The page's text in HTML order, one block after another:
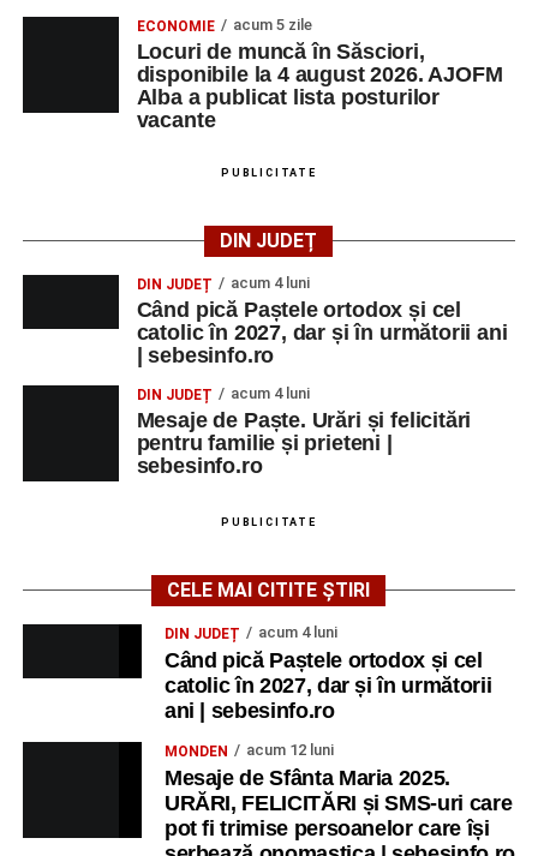
ECONOMIE acum 5 zile
Locuri de muncă în Săsciori,
disponibile la 4 august 2026. AJOFM
Alba a publicat lista posturilor
vacante
PUBLICITATE
DIN JUDEȚ
DIN JUDEȚ acum 4 luni
Când pică Paștele ortodox și cel
catolic în 2027, dar și în următorii ani
| sebesinfo.ro
DIN JUDEȚ acum 4 luni
Mesaje de Paște. Urări și felicitări
pentru familie și prieteni |
sebesinfo.ro
PUBLICITATE
CELE MAI CITITE ȘTIRI
DIN JUDEȚ acum 4 luni
Când pică Paștele ortodox și cel
catolic în 2027, dar și în următorii
ani | sebesinfo.ro
MONDEN acum 12 luni
Mesaje de Sfânta Maria 2025.
URĂRI, FELICITĂRI și SMS-uri care
pot fi trimise persoanelor care își